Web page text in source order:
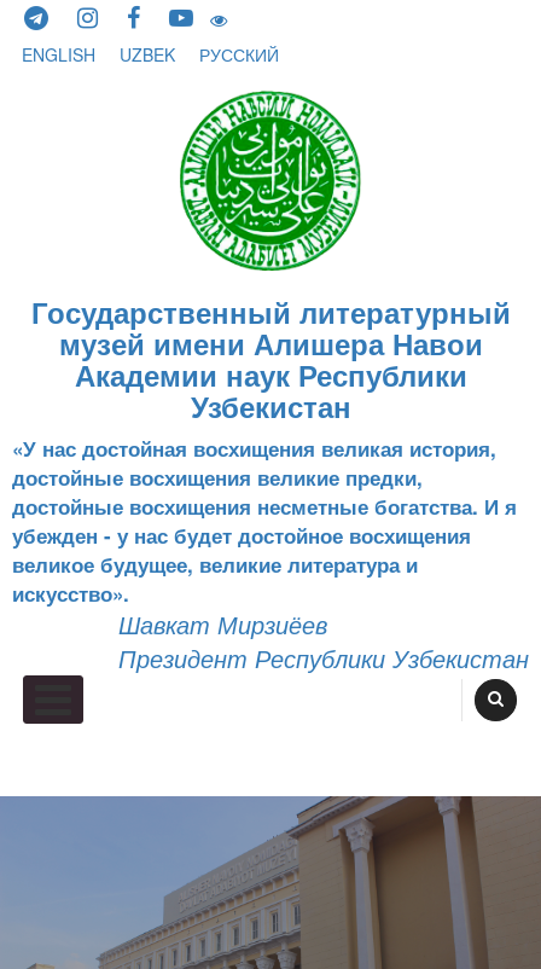
Skip to content
ENGLISH
UZBEK РУССКИЙ
Государственный литературный
музей имени Алишера Навои
Академии наук Республики
Узбекистан
«У нас достойная восхищения великая история,
достойные восхищения великие предки,
достойные восхищения несметные богатства. И я
убежден - у нас будет достойное восхищения
великое будущее, великие литература и
искусство».
Шавкат Мирзиёев
Президент Республики Узбекистан